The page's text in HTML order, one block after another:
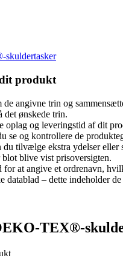
produkt
angivne trin og
ønskede trin.
oplag og leveringstid af dit
se og kontrollere de
tilvælge ekstra ydelser
blive vist prisoversigten.
for at angive et ordrenavn,
datablad – dette indeholder
TEX®-